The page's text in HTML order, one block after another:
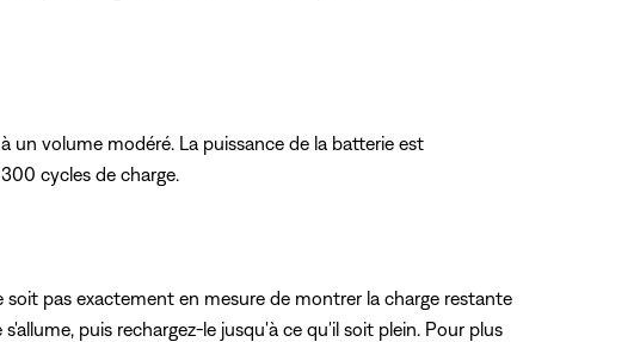
un volume modéré. La puissance de la batterie est
cycles de charge.
pas exactement en mesure de montrer la charge restante
puis rechargez-le jusqu'à ce qu'il soit plein. Pour plus